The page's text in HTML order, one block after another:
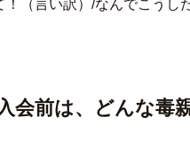
！（言い訳）/なんでこうし
会前は、どんな毒